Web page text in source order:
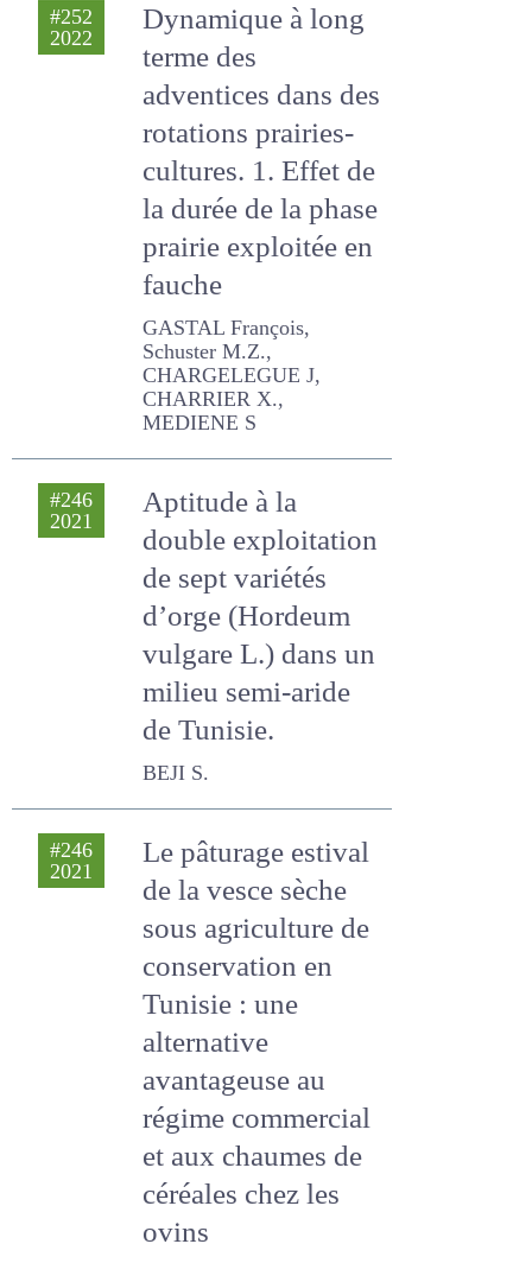
#252
2022
Dynamique à long
terme des
adventices dans
des rotations
prairies-cultures. 1.
Effet de la durée de
la phase prairie
exploitée en
fauche
GASTAL François, Schuster
M.Z., CHARGELEGUE J,
CHARRIER X., MEDIENE S
#246
2021
Aptitude à la
double exploitation
de sept variétés
d’orge (Hordeum
vulgare L.) dans un
milieu semi-aride
de Tunisie.
BEJI S.
#246
2021
Le pâturage estival
de la vesce sèche
sous agriculture de
conservation en
Tunisie : une
alternative
avantageuse au
régime
commercial et aux
chaumes de
céréales chez les